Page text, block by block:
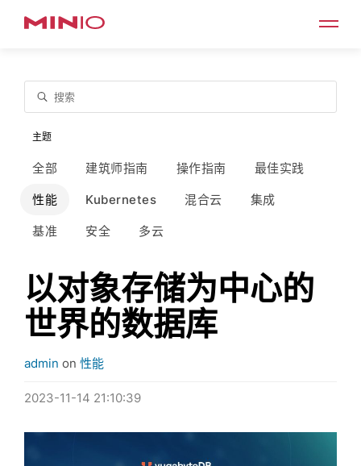
搜索
主题
全部 建筑师指南 操作指南 最佳实践
性能 Kubernetes 混合云 集成
基准 安全 多云
以对象存储为中心的
世界的数据库
admin on 性能
2023-11-14 21:10:39